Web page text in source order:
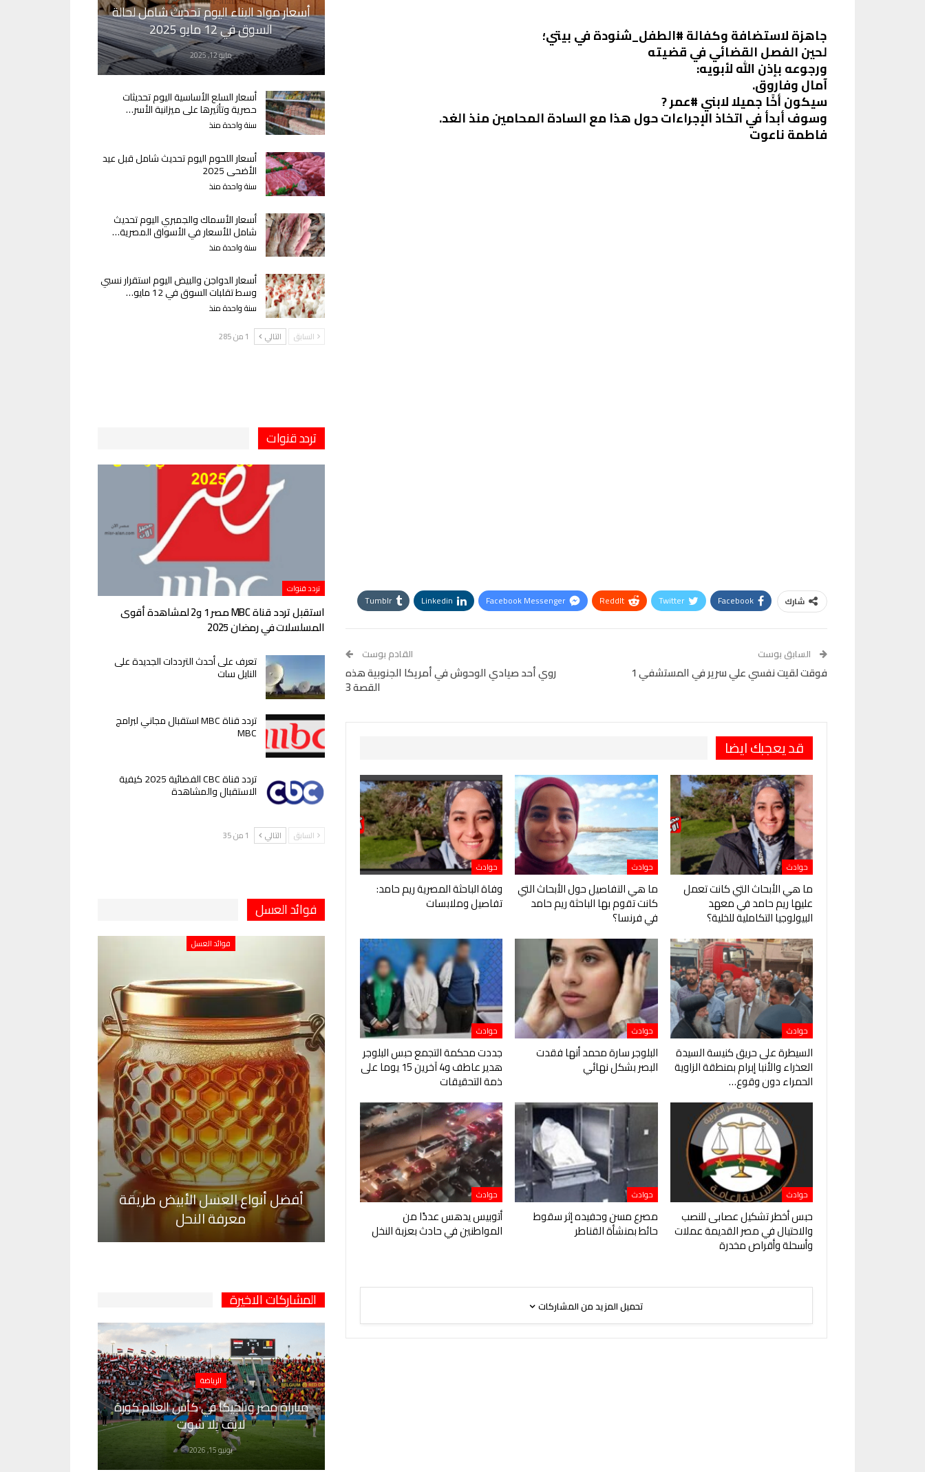
جاهزة لاستضافة وكفالة #الطفل_شنودة في بيتي؛
لحين الفصل القضائي في قضيته
ورجوعه بإذن الله لأبويه:
آمال وفاروق.
سيكون أخًا جميلا لابني #عمر ?
وسوف أبدأ في اتخاذ الإجراءات حول هذا مع السادة المحامين منذ الغد.
فاطمة ناعوت
شارك Facebook
Twitter
ReddIt
Facebook Messenger
Linkedin
Tumblr
OK.ru
السابق بوست
فوقت لقيت نفسي علي سرير في المستشفي 1
القادم بوست
روي أحد صيادي الوحوش في أمريكا الجنوبية هذه
القصة 3
قد يعجبك ايضا
حوادث
ما هي الأبحاث التي كانت تعمل
عليها ريم حامد في معهد
البيولوجيا التكاملية للخلية؟
حوادث
ما هي التفاصيل حول الأبحاث التي
كانت تقوم بها الباحثة ريم حامد
في فرنسا؟
حوادث
وفاة الباحثة المصرية ريم حامد:
تفاصيل وملابسات
حوادث
السيطرة على حريق كنيسة السيدة
العذراء والأنبا إبرام بمنطقة الزاوية
الحمراء دون وقوع…
حوادث
البلوجر سارة محمد أنها فقدت
البصر بشكل نهائي
حوادث
جددت محكمة التجمع حبس البلوجر
هدير عاطف و4 آخرين 15 يوما على
ذمة التحقيقات
حوادث
حبس أخطر تشكيل عصابى للنصب
والاحتيال في مصر القديمة عملات
وأسحلة وأقراص مخدرة
حوادث
مصرع مسن وحفيده إثر سقوط
حائط بمنشأة القناطر
حوادث
أتوبيس يدهس عددًا من
المواطنين في حادث بعزبة النخل
تحميل المزيد من المشاركات
أسعار مواد البناء اليوم تحديث شامل لحالة
السوق في 12 مايو 2025
مايو 12, 2025
أسعار السلع الأساسية اليوم تحديثات
حصرية وتأثيرها على ميزانية الأسر…
سنة واحدة منذ
أسعار اللحوم اليوم تحديث شامل قبل عيد
الأضحى 2025
سنة واحدة منذ
أسعار الأسماك والجمبري اليوم تحديث
شامل للأسعار في الأسواق المصرية…
سنة واحدة منذ
أسعار الدواجن والبيض اليوم استقرار نسبي
وسط تقلبات السوق في 12 مايو…
سنة واحدة منذ
السابق التالي 1 من 285
تردد قنوات
تردد قنوات
استقبل تردد قناة MBC مصر 1 و2 لمشاهدة أقوى
المسلسلات في رمضان 2025
تعرف على أحدث الترددات الجديدة على
النايل سات
تردد قناة MBC استقبال مجاني لبرامج
MBC
تردد قناة CBC الفضائية 2025 كيفية
الاستقبال والمشاهدة
السابق التالي 1 من 35
فوائد العسل
فوائد العسل
أفضل أنواع العسل الأبيض طريقة
معرفة النحل
المشاركات الاخيرة
الرياضة
مباراة مصر وبلجيكا في كأس العالم كورة
لايف يلا شوت
يونيو 15, 2026